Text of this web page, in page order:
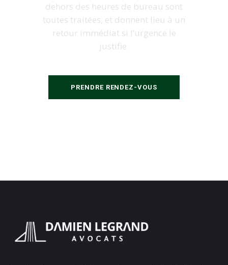
dehors des heures de bureau sont
toutes traitées, et donnent lieu à un
retour immédiat si l’urgence le
justifie.
PRENDRE RENDEZ-VOUS